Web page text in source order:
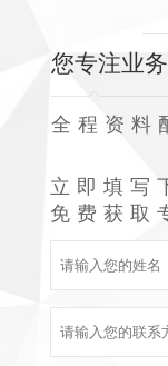
您专注业
全程资料
立即填写
免费获取